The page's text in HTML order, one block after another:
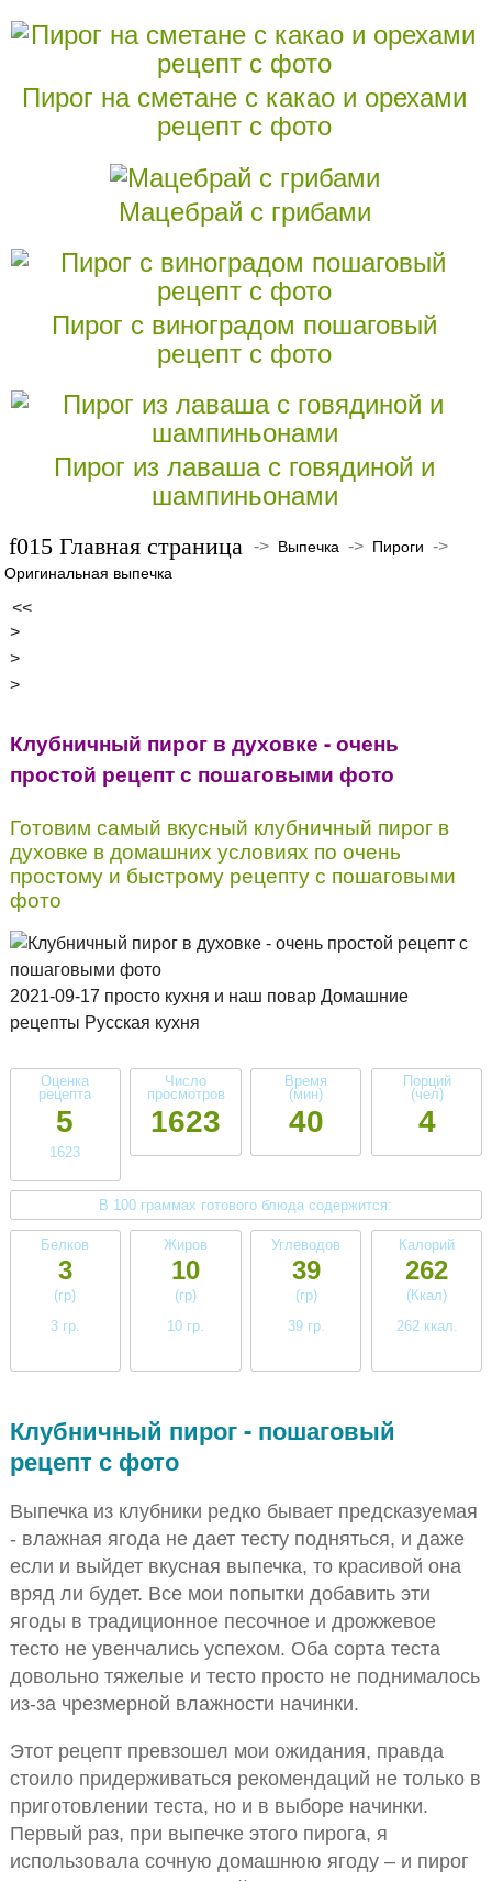
Пирог на сметане с какао и орехами
рецепт с фото
Мацебрай с грибами
Пирог с виноградом пошаговый
рецепт с фото
Пирог из лаваша с говядиной и
шампиньонами
Главная страница -> Выпечка -> Пироги ->
Оригинальная выпечка
<<
>
>
>
Клубничный пирог в духовке - очень
простой рецепт с пошаговыми фото
Готовим самый вкусный клубничный пирог в
духовке в домашних условиях по очень
простому и быстрому рецепту с пошаговыми
фото
2021-09-17 просто кухня и наш повар Домашние
рецепты Русская кухня
Оценка
рецепта
5
1623
Число
просмотров
1623
Время
(мин)
40
Порций
(чел)
4
В 100 граммах готового блюда содержится:
Белков
3
(гр)
3 гр.
Жиров
10
(гр)
10 гр.
Углеводов
39
(гр)
39 гр.
Калорий
262
(Ккал)
262 ккал.
Клубничный пирог - пошаговый
рецепт с фото
Выпечка из клубники редко бывает предсказуемая
- влажная ягода не дает тесту подняться, и даже
если и выйдет вкусная выпечка, то красивой она
вряд ли будет. Все мои попытки добавить эти
ягоды в традиционное песочное и дрожжевое
тесто не увенчались успехом. Оба сорта теста
довольно тяжелые и тесто просто не поднималось
из-за чрезмерной влажности начинки.
Этот рецепт превзошел мои ожидания, правда
стоило придерживаться рекомендаций не только в
приготовлении теста, но и в выборе начинки.
Первый раз, при выпечке этого пирога, я
использовала сочную домашнюю ягоду – и пирог